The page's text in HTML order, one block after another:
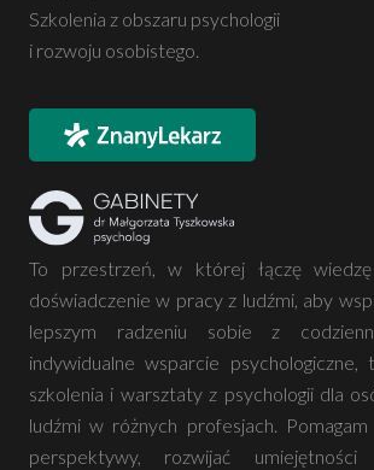
Szkolenia z obszaru psychologii
i rozwoju osobistego.
To przestrzeń, w której łączę
doświadczenie w pracy z ludźmi, aby
lepszym radzeniu sobie z
indywidualne wsparcie
szkolenia i warsztaty z psychologii dla
ludźmi w różnych profesjach.
perspektywy, rozwijać